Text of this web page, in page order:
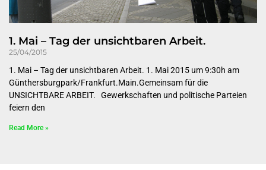
1. Mai – Tag der unsichtbaren Arbeit.
25/04/2015
1. Mai – Tag der unsichtbaren Arbeit. 1. Mai 2015 um 9:30h am
Günthersburgpark/Frankfurt.Main.Gemeinsam für die
UNSICHTBARE ARBEIT. Gewerkschaften und politische Parteien
feiern den
Read More »